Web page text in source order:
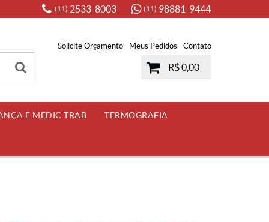
(11) 2533-8003 (11) 98881-9444
Solicite Orçamento Meus Pedidos Contato
R$ 0,00
E MEDIC TRAB TERMOGRAFIA